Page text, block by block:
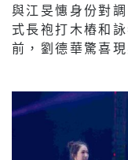
與江旻憓身份對
式長袍打木樁和
前，劉德華驚喜